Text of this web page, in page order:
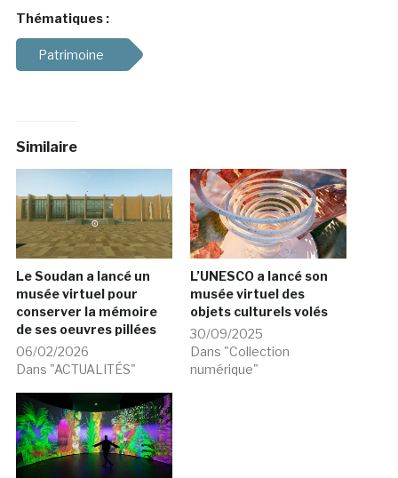
Thématiques :
Patrimoine
Similaire
Le Soudan a lancé un
musée virtuel pour
conserver la mémoire
de ses oeuvres pillées
06/02/2026
Dans "ACTUALITÉS"
L’UNESCO a lancé son
musée virtuel des
objets culturels volés
30/09/2025
Dans "Collection
numérique"